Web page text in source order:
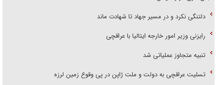
دلتنگی نکرد و در مسیر جهاد تا شهادت ماند
رایزنی وزیر امور خارجه ایتالیا با عراقچی
تنبیه متجاوز عملیاتی شد
تسلیت عراقچی به دولت و ملت ژاپن در پی وقوع زمین لرزه